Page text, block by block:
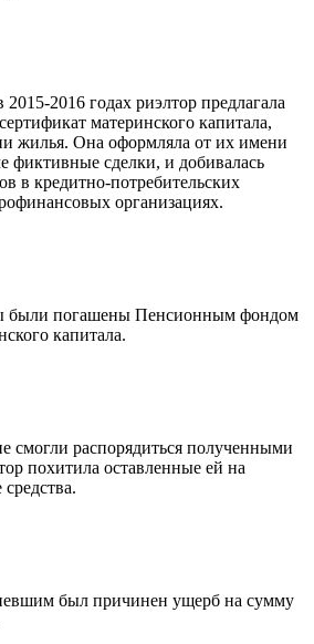
2016 годах риэлтор предлагала
материнского капитала,
жилья. Она оформляла от их имени
фиктивные сделки, и добивалась
в кредитно-потребительских
организациях.
были погашены Пенсионным фондом
капитала.
смогли распорядиться полученными
похитила оставленные ей на
был причинен ущерб на сумму